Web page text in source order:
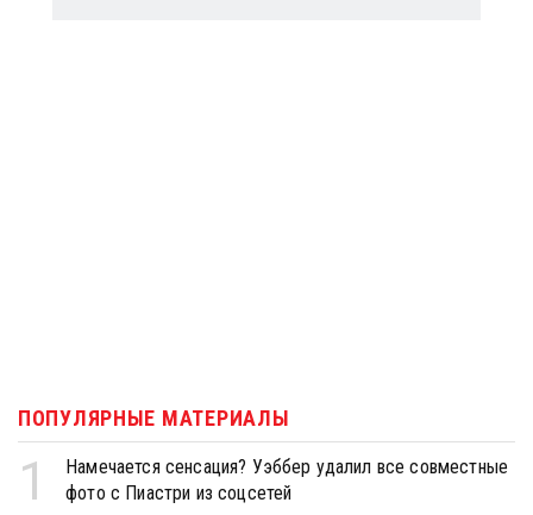
ПОПУЛЯРНЫЕ МАТЕРИАЛЫ
1
Намечается сенсация? Уэббер удалил все совместные
фото с Пиастри из соцсетей